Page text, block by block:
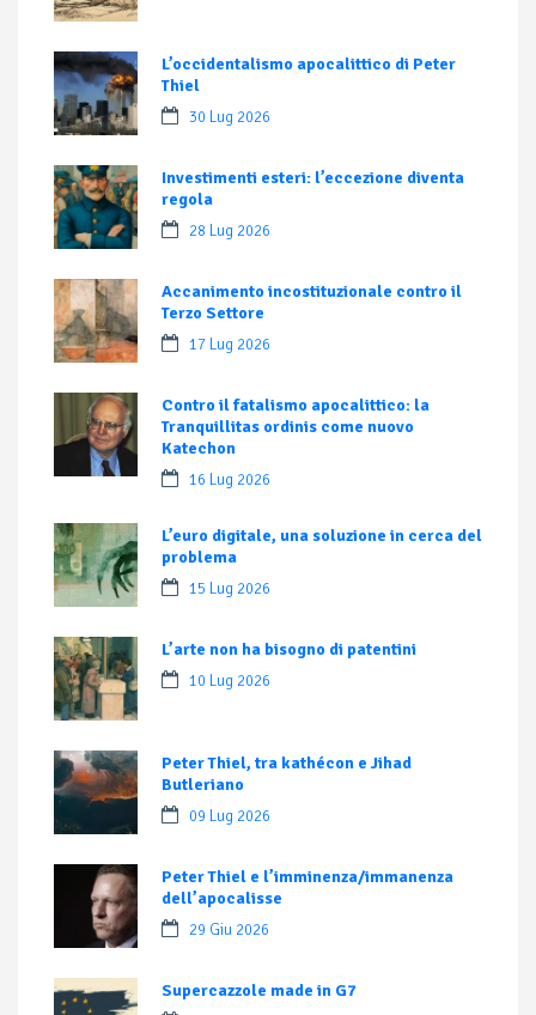
L’occidentalismo apocalittico di Peter
Thiel
30 Lug 2026
Investimenti esteri: l’eccezione diventa
regola
28 Lug 2026
Accanimento incostituzionale contro il
Terzo Settore
17 Lug 2026
Contro il fatalismo apocalittico: la
Tranquillitas ordinis come nuovo
Katechon
16 Lug 2026
L’euro digitale, una soluzione in cerca del
problema
15 Lug 2026
L’arte non ha bisogno di patentini
10 Lug 2026
Peter Thiel, tra kathécon e Jihad
Butleriano
09 Lug 2026
Peter Thiel e l’imminenza/immanenza
dell’apocalisse
29 Giu 2026
Supercazzole made in G7